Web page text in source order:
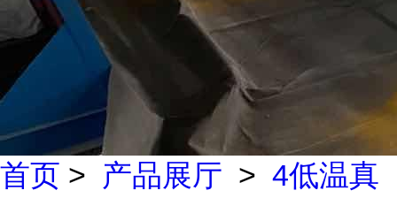
首页 > 产品展厅 > 4低温真